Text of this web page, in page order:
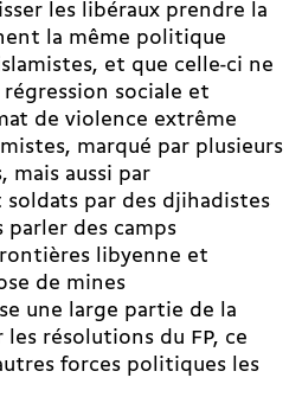
les libéraux prendre la
la même politique
et que celle-ci ne
régression sociale et
de violence extrême
marqué par plusieurs
mais aussi par
soldats par des djihadistes
parler des camps
libyenne et
de mines
une large partie de la
résolutions du FP, ce
forces politiques les